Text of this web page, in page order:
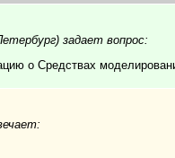
задает вопрос:
о Средствах